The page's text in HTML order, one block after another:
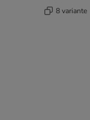
8 variante